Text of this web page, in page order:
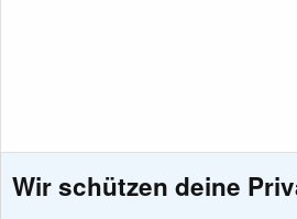
Wir schützen deine